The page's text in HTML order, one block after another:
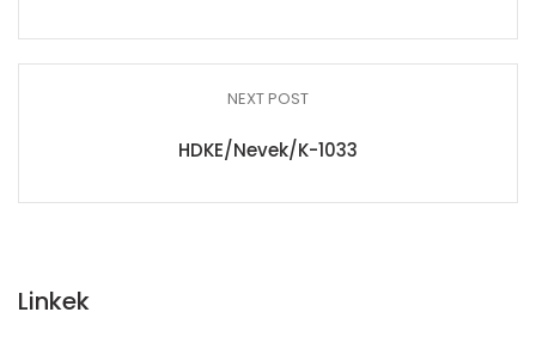
NEXT POST
HDKE/Nevek/K-1033
Linkek